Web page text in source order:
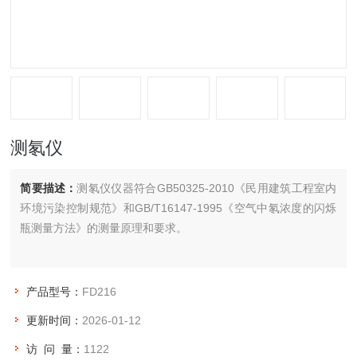
测氡仪
简要描述：测氡仪仪器符合GB50325-2010《民用建筑工程室内
环境污染控制规范》和GB/T16147-1995《空气中氡浓度的闪烁
瓶测量方法》的测量原理和要求。
产品型号： FD216
更新时间： 2026-01-12
访 问 量： 1122